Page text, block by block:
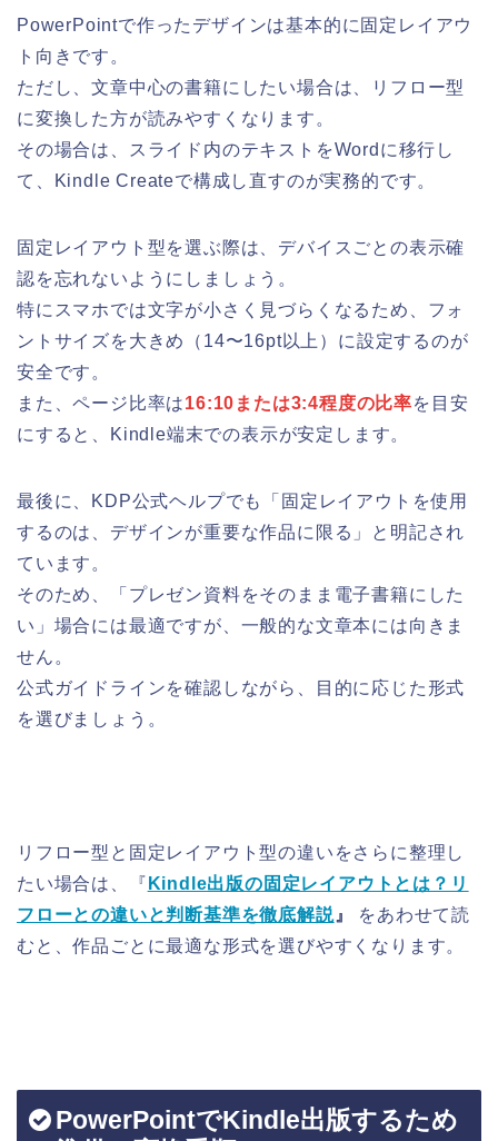
PowerPointで作ったデザインは基本的に固定レイアウ
ト向きです。
ただし、文章中心の書籍にしたい場合は、リフロー型
に変換した方が読みやすくなります。
その場合は、スライド内のテキストをWordに移行し
て、Kindle Createで構成し直すのが実務的です。
固定レイアウト型を選ぶ際は、デバイスごとの表示確
認を忘れないようにしましょう。
特にスマホでは文字が小さく見づらくなるため、フォ
ントサイズを大きめ（14〜16pt以上）に設定するのが
安全です。
また、ページ比率は16:10または3:4程度の比率を目安
にすると、Kindle端末での表示が安定します。
最後に、KDP公式ヘルプでも「固定レイアウトを使用
するのは、デザインが重要な作品に限る」と明記され
ています。
そのため、「プレゼン資料をそのまま電子書籍にした
い」場合には最適ですが、一般的な文章本には向きま
せん。
公式ガイドラインを確認しながら、目的に応じた形式
を選びましょう。
リフロー型と固定レイアウト型の違いをさらに整理し
たい場合は、『 Kindle出版の固定レイアウトとは？リ
フローとの違いと判断基準を徹底解説』
をあわせて読
むと、作品ごとに最適な形式を選びやすくなります。
PowerPointでKindle出版するため